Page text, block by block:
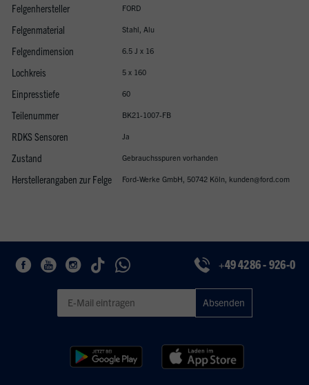
Felgenhersteller FORD
Felgenmaterial Stahl, Alu
Felgendimension 6.5 J x 16
Lochkreis 5 x 160
Einpresstiefe 60
Teilenummer BK21-1007-FB
RDKS Sensoren Ja
Zustand Gebrauchsspuren vorhanden
Herstellerangaben zur Felge Ford-Werke GmbH, 50742 Köln, kunden@ford.com
+49 4286 - 926-0
Geben Sie eine gültige E-Mail-Adresse für den Newsletter ein